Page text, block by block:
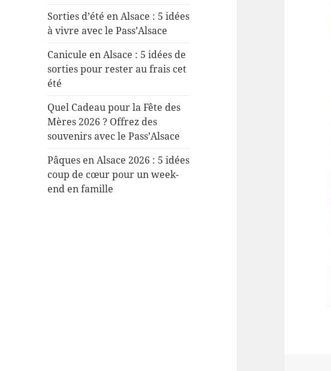
Sorties d’été en Alsace : 5 idées
à vivre avec le Pass’Alsace
Canicule en Alsace : 5 idées de
sorties pour rester au frais cet
été
Quel Cadeau pour la Fête des
Mères 2026 ? Offrez des
souvenirs avec le Pass’Alsace
Pâques en Alsace 2026 : 5 idées
coup de cœur pour un week-
end en famille